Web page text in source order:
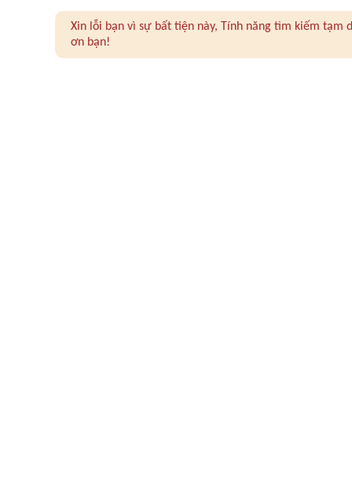
Xin lỗi bạn vì sự bất tiện này, Tính năng tìm kiếm
ơn bạn!